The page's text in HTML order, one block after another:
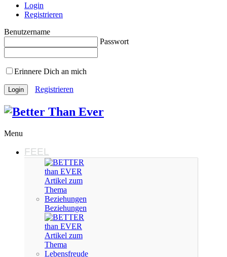
Login
Registrieren
Benutzername
Passwort
Erinnere Dich an mich
Registrieren
Menu
FEEL
Beziehungen